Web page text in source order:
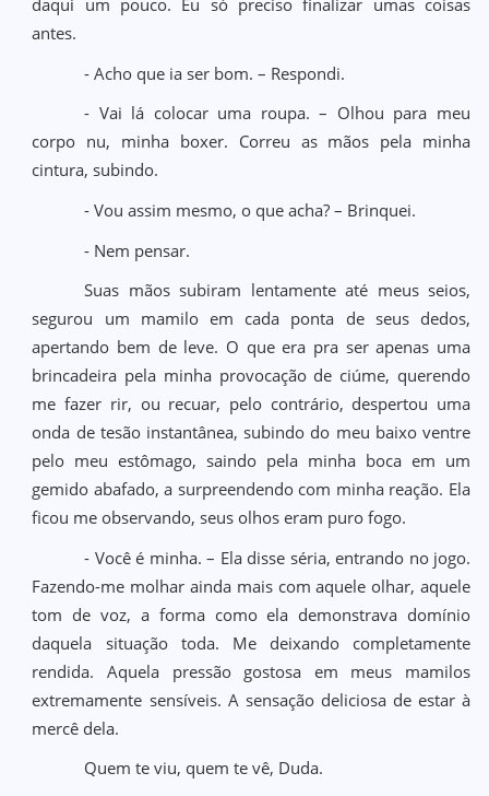
antes.
- Acho que ia ser bom. – Respondi.
- Vai lá colocar uma roupa. – Olhou para meu
corpo nu, minha boxer. Correu as mãos pela minha
cintura, subindo.
- Vou assim mesmo, o que acha? – Brinquei.
- Nem pensar.
Suas mãos subiram lentamente até meus seios,
segurou um mamilo em cada ponta de seus dedos,
apertando bem de leve. O que era pra ser apenas uma
brincadeira pela minha provocação de ciúme, querendo
me fazer rir, ou recuar, pelo contrário, despertou uma
onda de tesão instantânea, subindo do meu baixo ventre
pelo meu estômago, saindo pela minha boca em um
gemido abafado, a surpreendendo com minha reação. Ela
ficou me observando, seus olhos eram puro fogo.
- Você é minha. – Ela disse séria, entrando no jogo.
Fazendo-me molhar ainda mais com aquele olhar, aquele
tom de voz, a forma como ela demonstrava domínio
daquela situação toda. Me deixando completamente
rendida. Aquela pressão gostosa em meus mamilos
extremamente sensíveis. A sensação deliciosa de estar à
mercê dela.
Quem te viu, quem te vê, Duda.